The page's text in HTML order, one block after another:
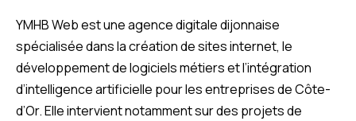
YMHB Web est une agence digitale dijonnaise
spécialisée dans la création de sites internet, le
développement de logiciels métiers et l’intégration
d’intelligence artificielle pour les entreprises de Côte-
d’Or. Elle intervient notamment sur des projets de